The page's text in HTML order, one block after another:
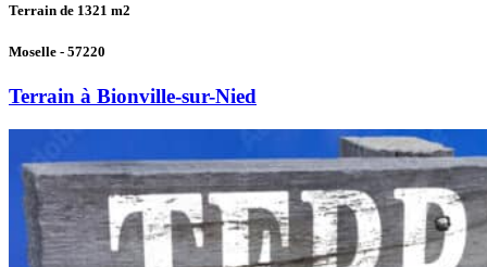
Terrain de 1321 m2
Moselle - 57220
Terrain à Bionville-sur-Nied